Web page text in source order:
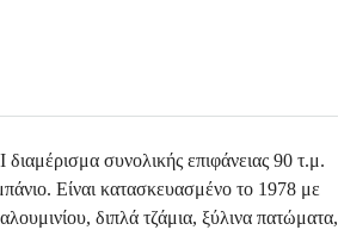
συνολικής επιφάνειας 90 τ.μ.
Είναι κατασκευασμένο το 1978 με
διπλά τζάμια, ξύλινα πατώματα,